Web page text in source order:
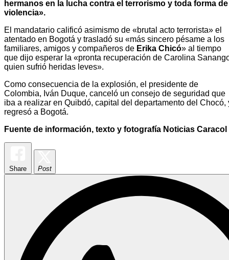
hermanos en la lucha contra el terrorismo y toda forma de
violencia».
El mandatario calificó asimismo de «brutal acto terrorista» el
atentado en Bogotá y trasladó su «más sincero pésame a los
familiares, amigos y compañeros de Erika Chicó» al tiempo
que dijo esperar la «pronta recuperación de Carolina
quien sufrió heridas leves».
Como consecuencia de la explosión, el presidente de
Colombia, Iván Duque, canceló un consejo de seguridad que
iba a realizar en Quibdó, capital del departamento del Chocó,
regresó a Bogotá.
Fuente de información, texto y fotografía Noticias Caracol
Share Post